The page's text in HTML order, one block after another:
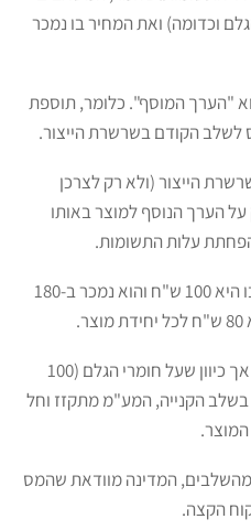
וכדומה) ואת המחיר בו נמכר
"הערך המוסף". כלומר, תוספת
הקודם בשרשרת הייצור.
הייצור (ולא רק לצרכן
הערך הנוסף למוצר באותו
עלות התשומות.
למשל מוצר שעלות חומרי הגלם בו היא 100 ש"ח והוא נמכר ב-180
המע"מ נגבה על כל 180 השקלים אך כיוון שעל חומרי הגלם (100
הקנייה, המע"מ מתקזז וחל
המדינה מוודאת שהמס
הקצה.